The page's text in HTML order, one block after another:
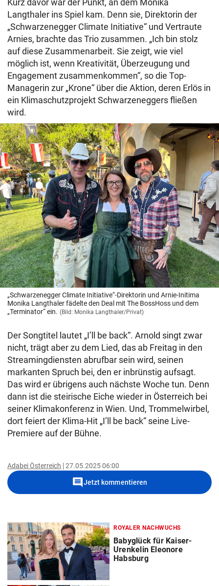
Kurz davor war der Punkt, an dem Monika
Langthaler ins Spiel kam. Denn sie, Direktorin der
„Schwarzenegger Climate Initiative“ und Vertraute
Arnies, brachte das Trio zusammen. „Ich bin stolz
auf diese Zusammenarbeit. Sie zeigt, wie viel
möglich ist, wenn Kreativität, Überzeugung und
Engagement zusammenkommen“, so die Top-
Managerin zur „Krone“ über die Aktion, deren Erlös in
ein Klimaschutzprojekt Schwarzeneggers fließen
wird.
„Schwarzenegger Climate Initiative“-Direktorin und Arnie-Initima
Monika Langthaler fädelte den Deal mit The BossHoss und dem
„Terminator“ ein. (Bild: Monika Langthaler/Privat)
Der Songtitel lautet „I’ll be back“. Arnold singt zwar
nicht, trägt aber zu dem Lied, das ab Freitag in den
Streamingdiensten abrufbar sein wird, seinen
markanten Spruch bei, den er inbrünstig aufsagt.
Das wird er übrigens auch nächste Woche tun. Denn
dann ist die steirische Eiche wieder in Österreich bei
seiner Klimakonferenz in Wien. Und, Trommelwirbel,
dort feiert der Klima-Hit „I’ll be back“ seine Live-
Premiere auf der Bühne.
Adabei Österreich 27.05.2025 06:00
commentJetzt kommentieren
ROYALER NACHWUCHS
Babyglück für Kaiser-
Urenkelin Eleonore
Habsburg